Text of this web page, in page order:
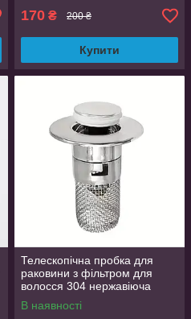
170 ₴ 200 ₴
Купити
Телескопічна пробка для
раковини з фільтром для
волосся 304 нержавіюча
сталь + хромований пластик
3.4-3.99 см
В наявності